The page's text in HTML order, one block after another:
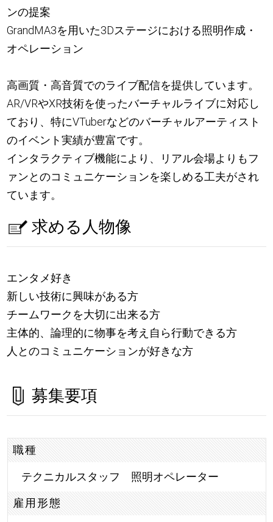
ンの提案
GrandMA3を用いた3Dステージにおける照明作成・
オペレーション
高画質・高音質でのライブ配信を提供しています。
AR/VRやXR技術を使ったバーチャルライブに対応し
ており、特にVTuberなどのバーチャルアーティスト
のイベント実績が豊富です。
インタラクティブ機能により、リアル会場よりもフ
ァンとのコミュニケーションを楽しめる工夫がされ
ています。
求める人物像
エンタメ好き
新しい技術に興味がある方
チームワークを大切に出来る方
主体的、論理的に物事を考え自ら行動できる方
人とのコミュニケーションが好きな方
募集要項
職種
テクニカルスタッフ 照明オペレーター
雇用形態